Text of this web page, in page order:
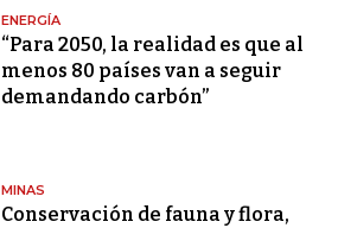
ENERGÍA
“Para 2050, la realidad es que al
menos 80 países van a seguir
demandando carbón”
MINAS
Conservación de fauna y flora,